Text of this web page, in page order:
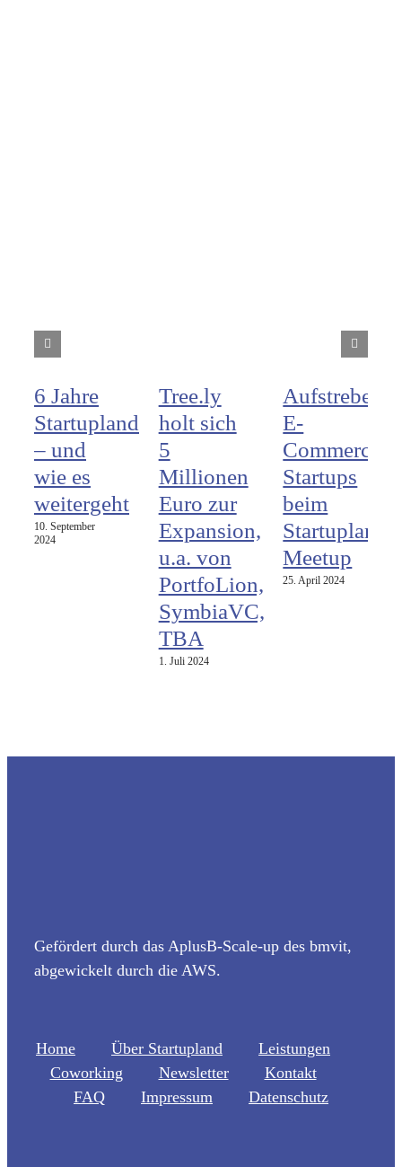
6 Jahre
Startupland
– und
wie es
weitergeht
10. September
2024
Tree.ly
holt sich
5
Millionen
Euro zur
Expansion,
u.a. von
PortfoLion,
SymbiaVC,
TBA
1. Juli 2024
E-
Commerce
Startups
beim
Startupland
Meetup
25. April 2024
Gefördert durch das AplusB-Scale-up des bmvit,
abgewickelt durch die AWS.
Home Über Startupland
Leistungen
Coworking
Newsletter
Kontakt
FAQ
Impressum Datenschutz